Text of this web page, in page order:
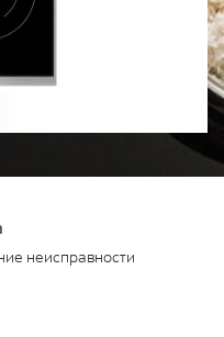
неисправности